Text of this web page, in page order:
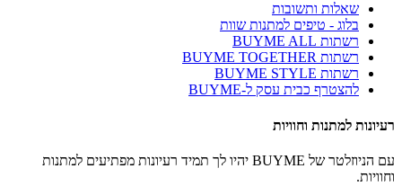
שאלות ותשובות
בלוג - טיפים למתנות שוות
רשתות BUYME ALL
רשתות BUYME TOGETHER
רשתות BUYME STYLE
להצטרף כבית עסק ל-BUYME
רעיונות למתנות וחוויות
עם הניוזלטר של BUYME יהיו לך תמיד רעיונות מפתיעים למתנות
וחוויות.